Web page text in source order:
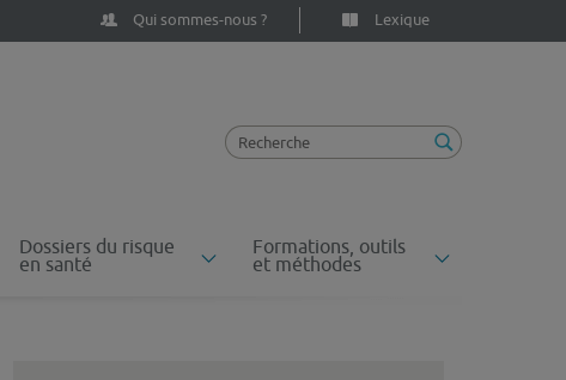
Lexique
Qui sommes-nous ?
Dossiers du risque
en santé
Formations, outils
et méthodes